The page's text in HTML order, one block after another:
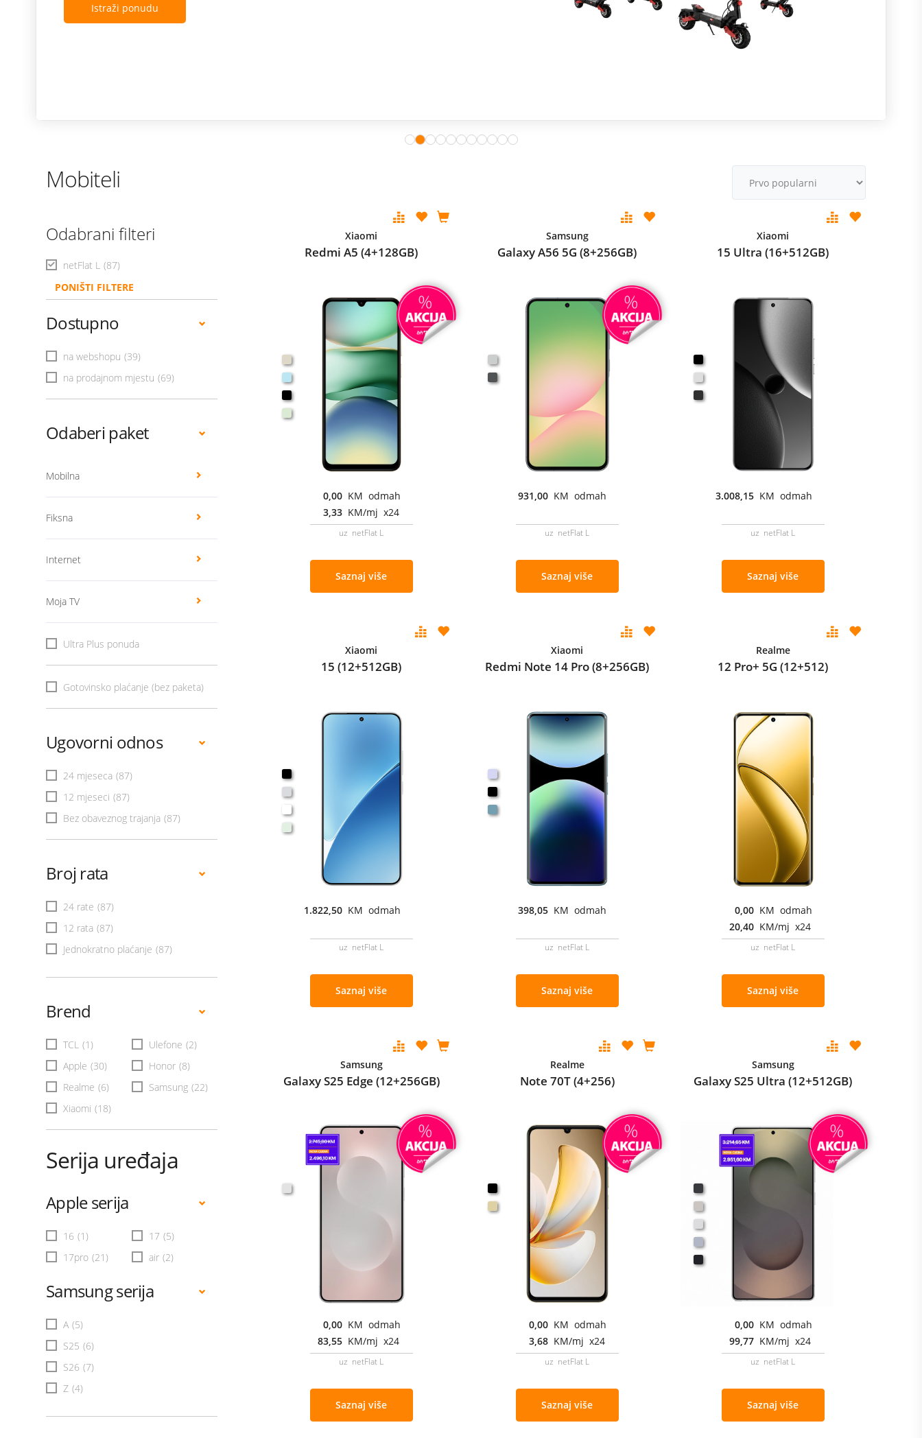
Istraži ponudu
Mobiteli
Odabrani filteri
netFlat L (87)
PONIŠTI FILTERE
Dostupno
na webshopu (39)
na prodajnom mjestu (69)
Odaberi paket
Mobilna
Fiksna
Internet
Moja TV
Ultra Plus ponuda
Gotovinsko plaćanje (bez paketa)
Ugovorni odnos
24 mjeseca (87)
12 mjeseci (87)
Bez obaveznog trajanja (87)
Broj rata
24 rate (87)
12 rata (87)
Jednokratno plaćanje (87)
Brend
TCL (1) Ulefone (2)
Apple (30) Honor (8)
Realme (6) Samsung (22)
Xiaomi (18)
Serija uređaja
Apple serija
16 (1) 17 (5)
17pro (21) air (2)
Samsung serija
A (5)
S25 (6)
S26 (7)
Z (4)
Xiaomi
Redmi A5 (4+128GB)
0,00 KM odmah
3,33 KM/mj x24
uz netFlat L
Saznaj više
Samsung
Galaxy A56 5G (8+256GB)
931,00 KM odmah
uz netFlat L
Saznaj više
Xiaomi
15 Ultra (16+512GB)
3.008,15 KM odmah
uz netFlat L
Saznaj više
Xiaomi
15 (12+512GB)
1.822,50 KM odmah
uz netFlat L
Saznaj više
Xiaomi
Redmi Note 14 Pro (8+256GB)
398,05 KM odmah
uz netFlat L
Saznaj više
Realme
12 Pro+ 5G (12+512)
0,00 KM odmah
20,40 KM/mj x24
uz netFlat L
Saznaj više
Samsung
Galaxy S25 Edge (12+256GB)
0,00 KM odmah
83,55 KM/mj x24
uz netFlat L
Saznaj više
Realme
Note 70T (4+256)
0,00 KM odmah
3,68 KM/mj x24
uz netFlat L
Saznaj više
Samsung
Galaxy S25 Ultra (12+512GB)
0,00 KM odmah
99,77 KM/mj x24
uz netFlat L
Saznaj više